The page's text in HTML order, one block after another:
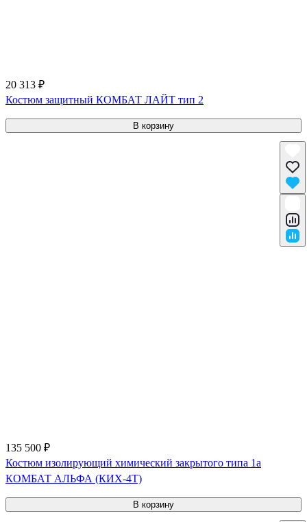
20 313 ₽
Костюм защитный КОМБАТ ЛАЙТ тип 2
В корзину
135 500 ₽
Костюм изолирующий химический закрытого типа 1a
КОМБАТ АЛЬФА (КИХ-4Т)
В корзину